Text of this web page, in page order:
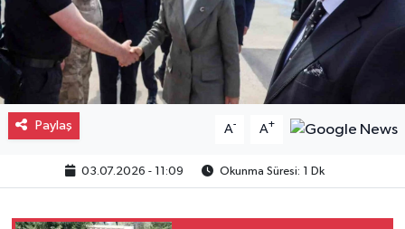
Paylaş A- A+
03.07.2026 - 11:09 Okunma Süresi: 1 Dk
Spor
Eğitim